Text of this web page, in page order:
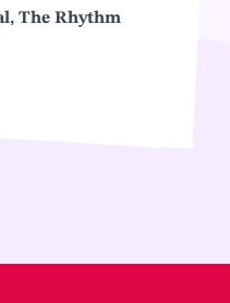
The Rhythm